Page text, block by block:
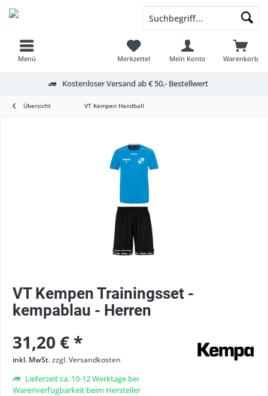
Menü Warenkorb
Merkzettel Mein Konto
Kostenloser Versand ab € 50,- Bestellwert
Übersicht VT Kempen Handball
VT Kempen Trainingsset -
kempablau - Herren
31,20 € *
inkl. MwSt.zzgl. Versandkosten
Lieferzeit ca. 10-12 Werktage bei
Warenverfügbarkeit beim Hersteller